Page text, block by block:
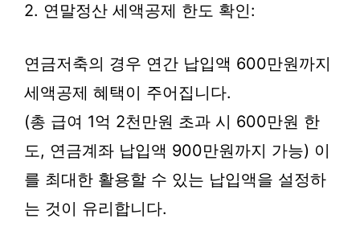
2. 연말정산 세액공제 한도 확인:
연금저축의 경우 연간 납입액 600만원까지
세액공제 혜택이 주어집니다.
(총 급여 1억 2천만원 초과 시 600만원 한
도, 연금계좌 납입액 900만원까지 가능) 이
를 최대한 활용할 수 있는 납입액을 설정하
는 것이 유리합니다.